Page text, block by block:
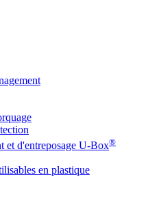
et d'entreposage U-Box®
en plastique